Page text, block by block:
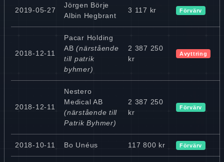
2019-05-27
Jörgen Börje
Albin Hegbrant
3 117 kr Förvärv
2018-12-11
Pacar Holding
AB (närstående
till patrik
byhmer)
2 387 250
kr
Avyttring
2018-12-11
Nestero
Medical AB
(närstående till
Patrik Byhmer)
2 387 250
kr
Förvärv
2018-10-11 Bo Unéus 117 800 kr Förvärv